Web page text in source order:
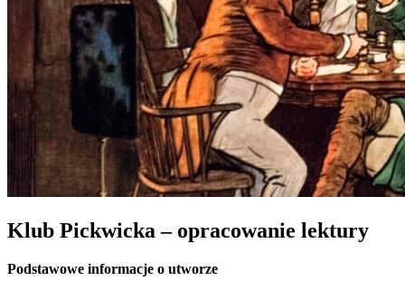
Klub Pickwicka – opracowanie lektury
Podstawowe informacje o utworze